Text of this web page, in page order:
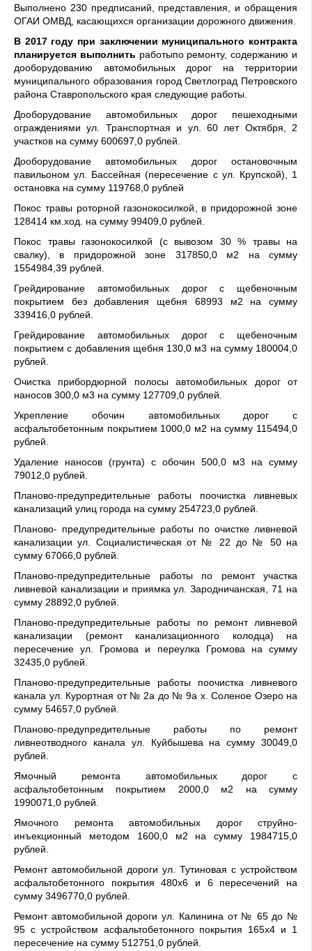
Выполнено 230 предписаний, представления, и обращения
ОГАИ ОМВД, касающихся организации дорожного движения.
В 2017 году при заключении муниципального контракта
планируется выполнить работыпо ремонту, содержанию и
дооборудованию автомобильных дорог на территории
муниципального образования город Светлоград Петровского
района Ставропольского края следующие работы.
Дооборудование автомобильных дорог пешеходными
ограждениями ул. Транспортная и ул. 60 лет Октября, 2
участков на сумму 600697,0 рублей.
Дооборудование автомобильных дорог остановочным
павильоном ул. Бассейная (пересечение с ул. Крупской), 1
остановка на сумму 119768,0 рублей
Покос травы роторной газонокосилкой, в придорожной зоне
128414 км.ход. на сумму 99409,0 рублей.
Покос травы газонокосилкой (с вывозом 30 % травы на
свалку), в придорожной зоне 317850,0 м2 на сумму
1554984,39 рублей.
Грейдирование автомобильных дорог с щебеночным
покрытием без добавления щебня 68993 м2 на сумму
339416,0 рублей.
Грейдирование автомобильных дорог с щебеночным
покрытием с добавления щебня 130,0 м3 на сумму 180004,0
рублей.
Очистка прибордюрной полосы автомобильных дорог от
наносов 300,0 м3 на сумму 127709,0 рублей.
Укрепление обочин автомобильных дорог с
асфальтобетонным покрытием 1000,0 м2 на сумму 115494,0
рублей.
Удаление наносов (грунта) с обочин 500,0 м3 на сумму
79012,0 рублей.
Планово-предупредительные работы поочистка ливневых
канализаций улиц города на сумму 254723,0 рублей.
Планово- предупредительные работы по очистке ливневой
канализации ул. Социалистическая от № 22 до № 50 на
сумму 67066,0 рублей.
Планово-предупредительные работы по ремонт участка
ливневой канализации и приямка ул. Зародничанская, 71 на
сумму 28892,0 рублей.
Планово-предупредительные работы по ремонт ливневой
канализации (ремонт канализационного колодца) на
пересечение ул. Громова и переулка Громова на сумму
32435,0 рублей.
Планово-предупредительные работы поочистка ливневого
канала ул. Курортная от № 2а до № 9а х. Соленое Озеро на
сумму 54657,0 рублей.
Планово-предупредительные работы по ремонт
ливнеотводного канала ул. Куйбышева на сумму 30049,0
рублей.
Ямочный ремонта автомобильных дорог с
асфальтобетонным покрытием 2000,0 м2 на сумму
1990071,0 рублей.
Ямочного ремонта автомобильных дорог струйно-
инъекционный методом 1600,0 м2 на сумму 1984715,0
рублей.
Ремонт автомобильной дороги ул. Тутиновая с устройством
асфальтобетонного покрытия 480х6 и 6 пересечений на
сумму 3496770,0 рублей.
Ремонт автомобильной дороги ул. Калинина от № 65 до №
95 с устройством асфальтобетонного покрытия 165х4 и 1
пересечение на сумму 512751,0 рублей.